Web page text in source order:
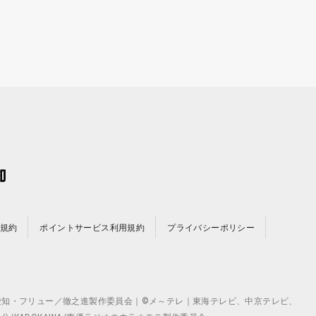
約 ポイントサービス利用規約 プライバシーポリシー
フリュー／徹之進製作委員会｜©メ～テレ｜東海テレビ、中京テレビ、